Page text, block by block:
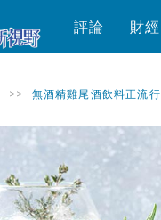
評論 財經
>> 無酒精雞尾酒飲料正流行